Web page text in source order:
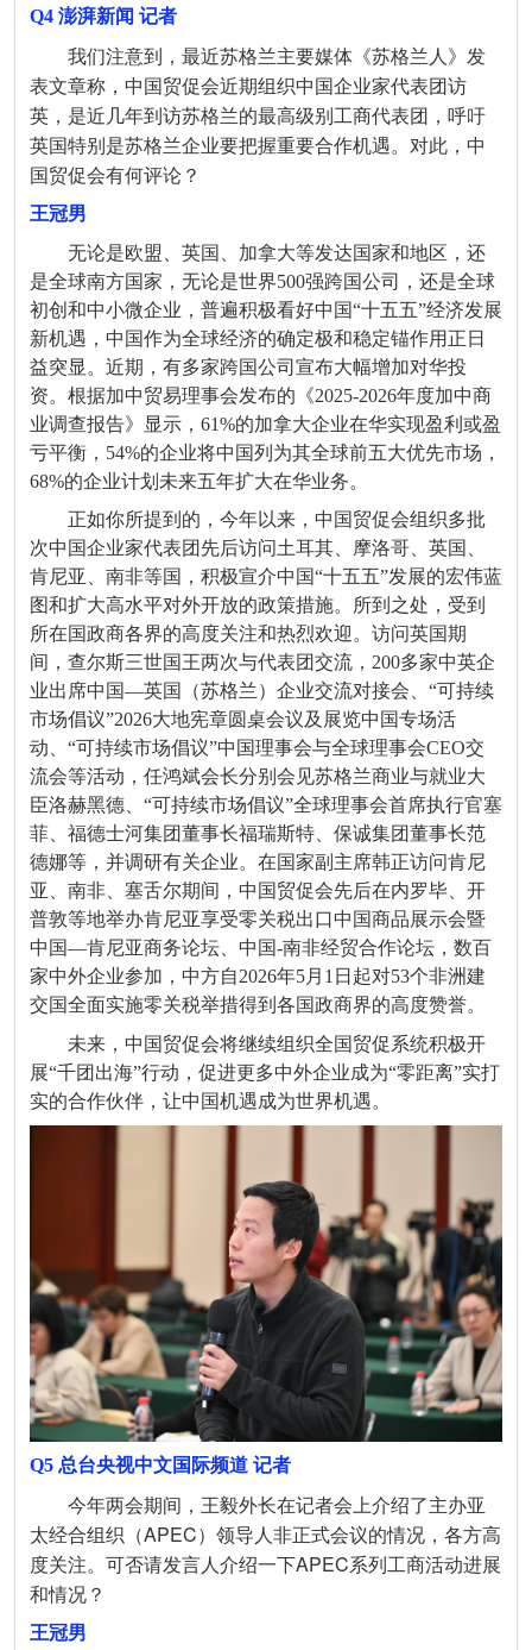
Q4 澎湃新闻 记者
我们注意到，最近苏格兰主要媒体《苏格兰人》发
表文章称，中国贸促会近期组织中国企业家代表团访
英，是近几年到访苏格兰的最高级别工商代表团，呼吁
英国特别是苏格兰企业要把握重要合作机遇。对此，中
国贸促会有何评论？
王冠男
无论是欧盟、英国、加拿大等发达国家和地区，还
是全球南方国家，无论是世界500强跨国公司，还是全球
初创和中小微企业，普遍积极看好中国“十五五”经济发展
新机遇，中国作为全球经济的确定极和稳定锚作用正日
益突显。近期，有多家跨国公司宣布大幅增加对华投
资。根据加中贸易理事会发布的《2025-2026年度加中商
业调查报告》显示，61%的加拿大企业在华实现盈利或盈
亏平衡，54%的企业将中国列为其全球前五大优先市场，
68%的企业计划未来五年扩大在华业务。
正如你所提到的，今年以来，中国贸促会组织多批
次中国企业家代表团先后访问土耳其、摩洛哥、英国、
肯尼亚、南非等国，积极宣介中国“十五五”发展的宏伟蓝
图和扩大高水平对外开放的政策措施。所到之处，受到
所在国政商各界的高度关注和热烈欢迎。访问英国期
间，查尔斯三世国王两次与代表团交流，200多家中英企
业出席中国—英国（苏格兰）企业交流对接会、“可持续
市场倡议”2026大地宪章圆桌会议及展览中国专场活
动、“可持续市场倡议”中国理事会与全球理事会CEO交
流会等活动，任鸿斌会长分别会见苏格兰商业与就业大
臣洛赫黑德、“可持续市场倡议”全球理事会首席执行官塞
菲、福德士河集团董事长福瑞斯特、保诚集团董事长范
德娜等，并调研有关企业。在国家副主席韩正访问肯尼
亚、南非、塞舌尔期间，中国贸促会先后在内罗毕、开
普敦等地举办肯尼亚享受零关税出口中国商品展示会暨
中国—肯尼亚商务论坛、中国-南非经贸合作论坛，数百
家中外企业参加，中方自2026年5月1日起对53个非洲建
交国全面实施零关税举措得到各国政商界的高度赞誉。
未来，中国贸促会将继续组织全国贸促系统积极开
展“千团出海”行动，促进更多中外企业成为“零距离”实打
实的合作伙伴，让中国机遇成为世界机遇。
Q5 总台央视中文国际频道 记者
今年两会期间，王毅外长在记者会上介绍了主办亚
太经合组织（APEC）领导人非正式会议的情况，各方高
度关注。可否请发言人介绍一下APEC系列工商活动进展
和情况？
王冠男